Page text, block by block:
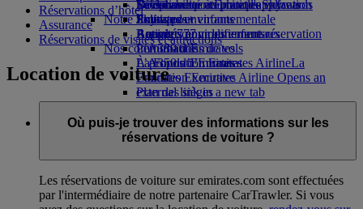
Boissons
Notre flotte
Boeing 777
L’A380 d’Emirates
L’A350 d’Emirates
Emirates Executive
Plan des sièges
Divertissements pour les enfants
Jouets pour enfants
Activités pour les enfants
La durabilité en pratique
Politique environnementale
Rapports environnementaux
Nos communautés
La Fondation Emirates AirlineLa
Fondation Emirates Airline Opens an
external link in a new tab
Parrainages
Se connecter à Emirates Skywards
Skywards+
Téléphone portable et l'application
Emirates
Annuler ou modifier une réservation
Perturbations de vols
À propos d’Emirates
Réservations d’hôtel
Assurance
Réservations de visites et attractions
Location de voiture
Où puis-je trouver des informations sur les
réservations de voiture ?
Les réservations de voiture sur emirates.com sont effectuées
par l'intermédiaire de notre partenaire CarTrawler. Si vous